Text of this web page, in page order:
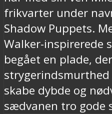
frikvarter under
Shadow Puppets.
Walker-inspirerede
begået en plade,
skabe dybde og
sædvanen tro gode